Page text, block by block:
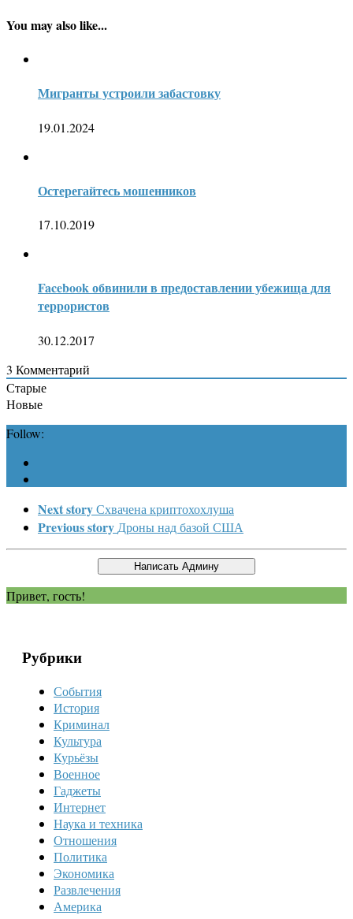
You may also like...
Мигранты устроили забастовку
19.01.2024
Остерегайтесь мошенников
17.10.2019
Facebook обвинили в предоставлении убежища для
террористов
30.12.2017
3 Комментарий
Старые
Новые
Follow:
Next storyСхвачена криптохохлуша
Previous story Дроны над базой США
Привет, гость!
Рубрики
События
История
Криминал
Культура
Курьёзы
Военное
Гаджеты
Интернет
Наука и техника
Отношения
Политика
Экономика
Развлечения
Америка